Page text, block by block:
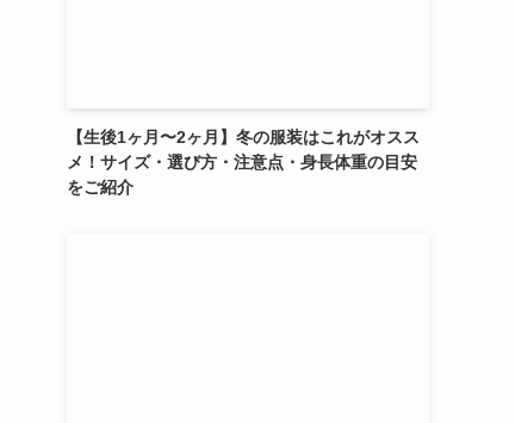
【生後1ヶ月〜2ヶ月】冬の服装はこれがオスス
メ！サイズ・選び方・注意点・身長体重の目安
をご紹介